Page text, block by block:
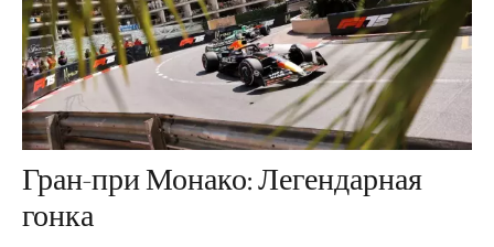
Гран-при Монако: Легендарная
гонка